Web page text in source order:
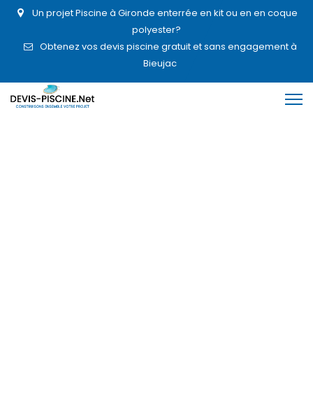
Un projet Piscine à Gironde enterrée en kit ou en en coque
polyester?
Obtenez vos devis piscine gratuit et sans engagement à
Bieujac